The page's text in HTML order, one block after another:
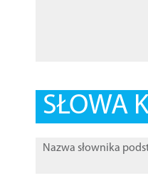
SŁOWA
Nazwa słownika